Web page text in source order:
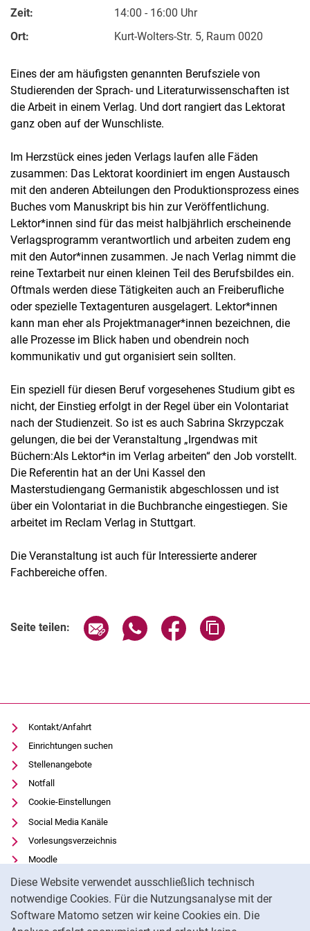
Diese Website verwendet ausschließlich technisch
notwendige Cookies. Für die Nutzungsanalyse mit der
Software Matomo setzen wir keine Cookies ein. Die
Zeit:
14:00 - 16:00 Uhr
Ort:
Kurt-Wolters-Str. 5, Raum 0020
Eines der am häufigsten genannten Berufsziele von
Studierenden der Sprach- und Literaturwissenschaften ist
die Arbeit in einem Verlag. Und dort rangiert das Lektorat
ganz oben auf der Wunschliste.
Im Herzstück eines jeden Verlags laufen alle Fäden
zusammen: Das Lektorat koordiniert im engen Austausch
mit den anderen Abteilungen den Produktionsprozess eines
Buches vom Manuskript bis hin zur Veröffentlichung.
Lektor*innen sind für das meist halbjährlich erscheinende
Verlagsprogramm verantwortlich und arbeiten zudem eng
mit den Autor*innen zusammen. Je nach Verlag nimmt die
reine Textarbeit nur einen kleinen Teil des Berufsbildes ein.
Oftmals werden diese Tätigkeiten auch an Freiberufliche
oder spezielle Textagenturen ausgelagert. Lektor*innen
kann man eher als Projektmanager*innen bezeichnen, die
alle Prozesse im Blick haben und obendrein noch
kommunikativ und gut organisiert sein sollten.
Ein speziell für diesen Beruf vorgesehenes Studium gibt es
nicht, der Einstieg erfolgt in der Regel über ein Volontariat
nach der Studienzeit. So ist es auch Sabrina Skrzypczak
gelungen, die bei der Veranstaltung „Irgendwas mit
Büchern:Als Lektor*in im Verlag arbeiten“ den Job vorstellt.
Die Referentin hat an der Uni Kassel den
Masterstudiengang Germanistik abgeschlossen und ist
über ein Volontariat in die Buchbranche eingestiegen. Sie
arbeitet im Reclam Verlag in Stuttgart.
Die Veranstaltung ist auch für Interessierte anderer
Fachbereiche offen.
Seite teilen: Seite über E-Mail teilen
Seite über WhatsApp teilen
Seite über Facebook
Kontakt/Anfahrt
Einrichtungen suchen
Stellenangebote
Notfall
Cookie-Einstellungen
Social Media Kanäle
Vorlesungsverzeichnis
Moodle
Panopto
Universitätsbibliothek
Datenschutz